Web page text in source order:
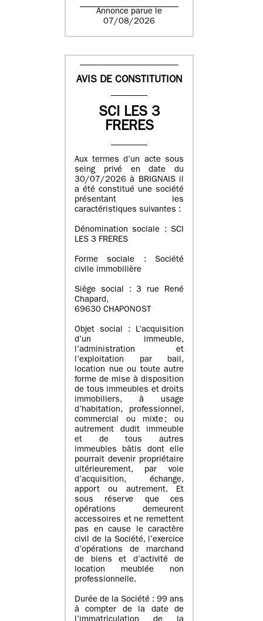
Annonce parue le
07/08/2026
AVIS DE CONSTITUTION
SCI LES 3
FRERES
Aux termes d’un acte sous
seing privé en date du
30/07/2026 à BRIGNAIS il
a été constitué une société
présentant les
caractéristiques suivantes :
Dénomination sociale : SCI
LES 3 FRERES
Forme sociale : Société
civile immobilière
Siège social : 3 rue René
Chapard,
69630 CHAPONOST
Objet social : L’acquisition
d’un immeuble,
l’administration et
l’exploitation par bail,
location nue ou toute autre
forme de mise à disposition
de tous immeubles et droits
immobiliers, à usage
d’habitation, professionnel,
commercial ou mixte ; ou
autrement dudit immeuble
et de tous autres
immeubles bâtis dont elle
pourrait devenir propriétaire
ultérieurement, par voie
d’acquisition, échange,
apport ou autrement. Et
sous réserve que ces
opérations demeurent
accessoires et ne remettent
pas en cause le caractère
civil de la Société, l’exercice
d’opérations de marchand
de biens et d’activité de
location meublée non
professionnelle.
Durée de la Société : 99 ans
à compter de la date de